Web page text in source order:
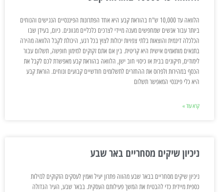
הלוואה עד 10,000 ש"ח בהוראת קבע היא אחד הפתרונות הפיננסיים הנגישים והנוחים
ביותר עבור אנשים שמחפשים מענה מיידי לצרכים כלכליים מגוונים. כיום, בעידן שבו
הכלכלה דינמית והוצאות בלתי צפויות יכולות לצוץ בכל רגע, היכולת לקבל הלוואה מהירה
בתנאים מותאמים אישית היא קריטית. בין אם אתם זקוקים למימון חופשה, תשלום עבור
לימודים, תיקונים בבית או כיסוי חוב ישן, הלוואה בהוראת קבע מאפשרת לכם לקבל את
הכסף במהירות ולפרוס את ההחזרים לתשלומים חודשיים קבועים ונוחים. הוראת קבע
היא כלי פיננסי המאפשר תשלום
קרא עוד »
ניכיון שיקים מסחריים באר שבע
ניכיון שיקים מסחריים בבאר שבע מהווה פתרון יעיל ואמין לעסקים הזקוקים לנזילות
כספית מיידית כדי להבטיח את המשך פעילותם העסקית. בבאר שבע, העיר הגדולה